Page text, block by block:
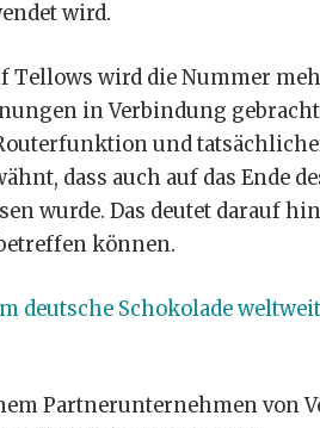
wird.
Tellows wird die Nummer
in Verbindung
und
dass auch auf das Ende
wurde. Das deutet darauf
können.
deutsche Schokolade
Partnerunternehmen von